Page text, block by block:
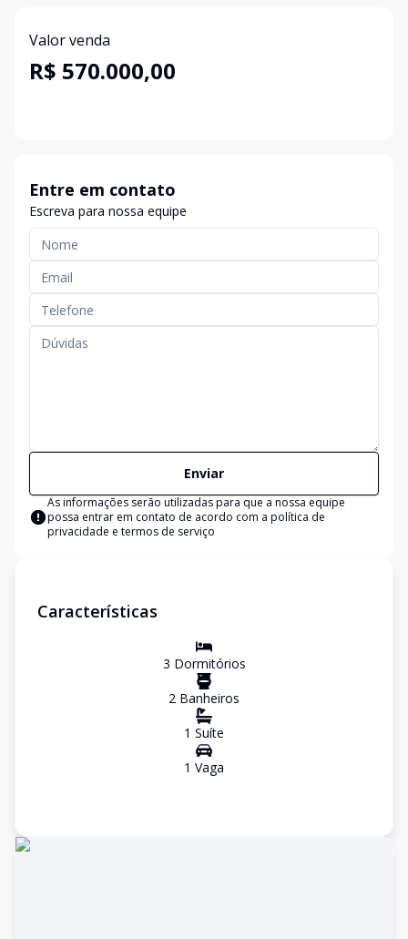
Valor venda
R$ 570.000,00
Entre em contato
Escreva para nossa equipe
Enviar
As informações serão utilizadas para que a nossa equipe
possa entrar em contato de acordo com a política de
privacidade e termos de serviço
Características
3 Dormitórios
2 Banheiros
1 Suíte
1 Vaga